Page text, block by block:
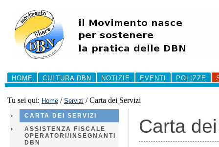
contenuti.
navigazione
Sezioni
HOME
CULTURA DBN NOTIZIE EVENTI POLIZZE
Tu sei qui: Home / Servizi /Carta dei Servizi
CARTA DEI SERVIZI
ASSISTENZA FISCALE
OPERATORI/INSEGNANTI
DBN
Carta